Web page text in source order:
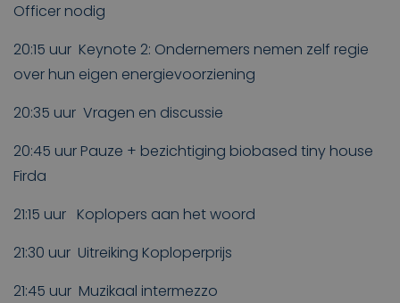
Officer nodig
20:15 uur Keynote 2: Ondernemers nemen zelf regie
over hun eigen energievoorziening
20:35 uur Vragen en discussie
20:45 uur Pauze + bezichtiging biobased tiny house
Firda
21:15 uur Koplopers aan het woord
21:30 uur Uitreiking Koploperprijs
21:45 uur Muzikaal intermezzo